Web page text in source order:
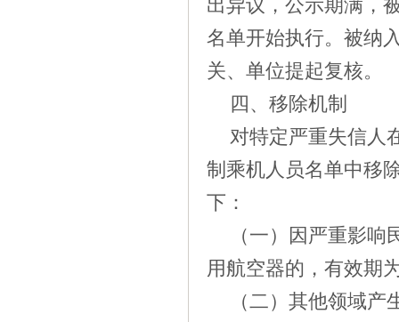
出异议，公示期满，
名单开始执行。被纳
关、单位提起复核。
四、移除机制
对特定严重失信人
制乘机人员名单中移
下：
（一）因严重影
用航空器的，有效期
（二）其他领域